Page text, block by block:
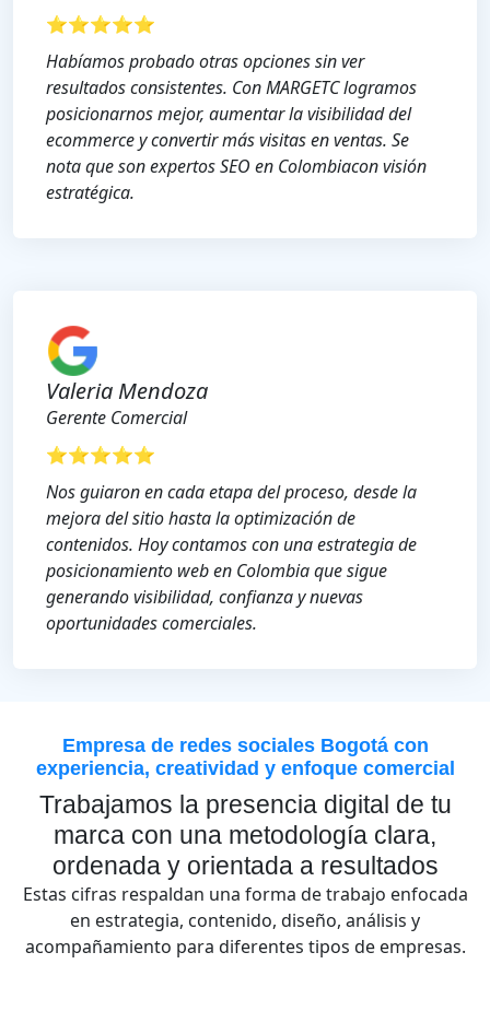
⭐⭐⭐⭐⭐
Habíamos probado otras opciones sin ver
resultados consistentes. Con MARGETC logramos
posicionarnos mejor, aumentar la visibilidad del
ecommerce y convertir más visitas en ventas. Se
nota que son expertos SEO en Colombiacon visión
estratégica.
Valeria Mendoza
Gerente Comercial
⭐⭐⭐⭐⭐
Nos guiaron en cada etapa del proceso, desde la
mejora del sitio hasta la optimización de
contenidos. Hoy contamos con una estrategia de
posicionamiento web en Colombia que sigue
generando visibilidad, confianza y nuevas
oportunidades comerciales.
Empresa de redes sociales Bogotá con
experiencia, creatividad y enfoque comercial
Trabajamos la presencia digital de tu
marca con una metodología clara,
ordenada y orientada a resultados
Estas cifras respaldan una forma de trabajo enfocada
en estrategia, contenido, diseño, análisis y
acompañamiento para diferentes tipos de empresas.